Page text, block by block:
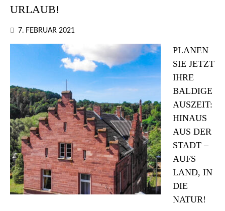
URLAUB!
7. FEBRUAR 2021
PLANEN
SIE JETZT
IHRE
BALDIGE
AUSZEIT:
HINAUS
AUS DER
STADT –
AUFS
LAND, IN
DIE
NATUR!